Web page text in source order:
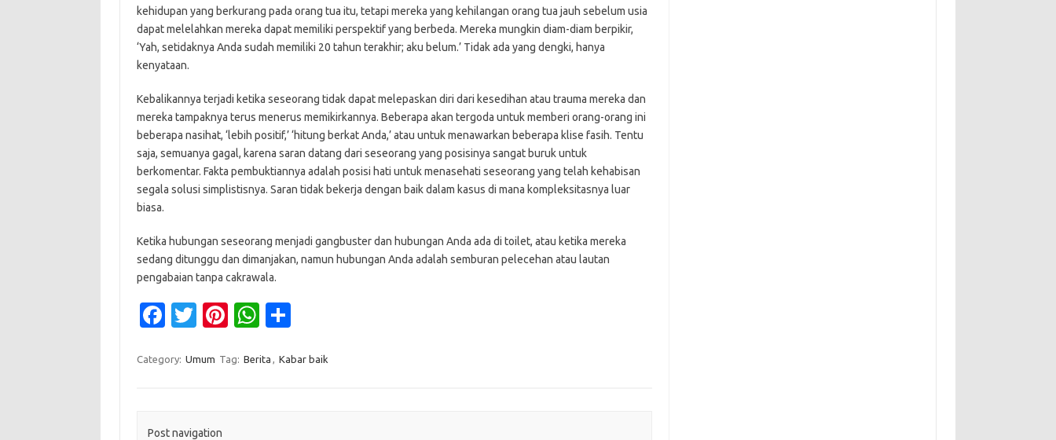
kehidupan yang berkurang pada orang tua itu, tetapi mereka yang kehilangan orang tua jauh sebelum usia
dapat melelahkan mereka dapat memiliki perspektif yang berbeda. Mereka mungkin diam-diam berpikir,
‘Yah, setidaknya Anda sudah memiliki 20 tahun terakhir; aku belum.’ Tidak ada yang dengki, hanya
kenyataan.
Kebalikannya terjadi ketika seseorang tidak dapat melepaskan diri dari kesedihan atau trauma mereka dan
mereka tampaknya terus menerus memikirkannya. Beberapa akan tergoda untuk memberi orang-orang ini
beberapa nasihat, ‘lebih positif,’ ‘hitung berkat Anda,’ atau untuk menawarkan beberapa klise fasih. Tentu
saja, semuanya gagal, karena saran datang dari seseorang yang posisinya sangat buruk untuk
berkomentar. Fakta pembuktiannya adalah posisi hati untuk menasehati seseorang yang telah kehabisan
segala solusi simplistisnya. Saran tidak bekerja dengan baik dalam kasus di mana kompleksitasnya luar
biasa.
Ketika hubungan seseorang menjadi gangbuster dan hubungan Anda ada di toilet, atau ketika mereka
sedang ditunggu dan dimanjakan, namun hubungan Anda adalah semburan pelecehan atau lautan
pengabaian tanpa cakrawala.
Fa
e
T
it
Pi
er
W
at ar
Category: Umum Tag: Berita , Kabar baik
Post navigation